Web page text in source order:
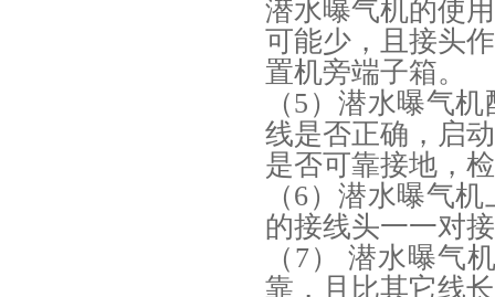
潜水曝气机的使
可能少，且接头
置机旁端子箱。
（5）潜水曝气
线是否正确，启
是否可靠接地，
（6）潜水曝气
的接线头一一对
（7） 潜水曝气
靠，且比其它线